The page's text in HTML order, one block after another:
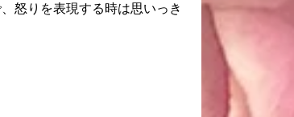
怒りを表現する時は思いっき